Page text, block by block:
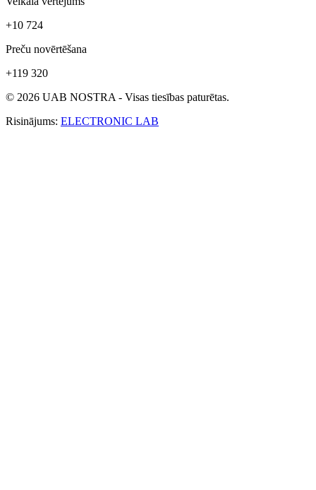
+10 724
Preču novērtēšana
+119 320
© 2026 UAB NOSTRA - Visas tiesības paturētas.
Risinājums: ELECTRONIC LAB